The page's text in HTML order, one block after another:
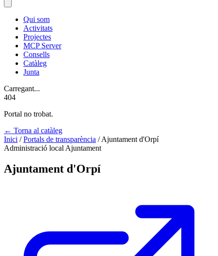
Qui som
Activitats
Projectes
MCP Server
Consells
Catàleg
Junta
Carregant...
404
Portal no trobat.
← Torna al catàleg
Inici / Portals de transparència / Ajuntament d'Orpí
Administració local Ajuntament
Ajuntament d'Orpí